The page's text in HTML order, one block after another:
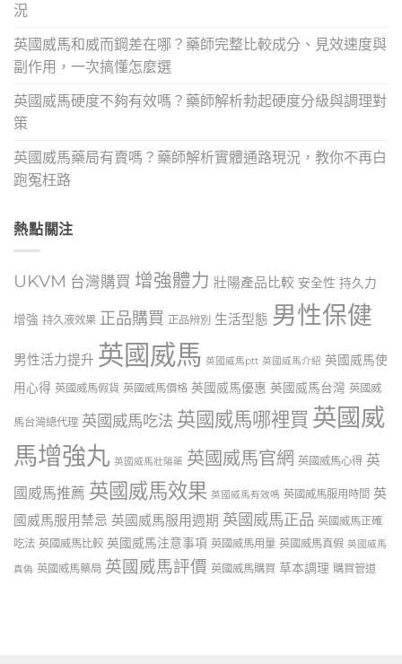
況
英國威馬和威而鋼差在哪？藥師完整比較成分、見效速度與
副作用，一次搞懂怎麼選
英國威馬硬度不夠有效嗎？藥師解析勃起硬度分級與調理對
策
英國威馬藥局有賣嗎？藥師解析實體通路現況，教你不再白
跑冤枉路
熱點關注
UKVM 台灣購買 增強體力 壯陽產品比較 安全性 持久力
增強 持久液效果 正品購買 正品辨別 生活型態 男性保健
男性活力提升 英國威馬 英國威馬ptt 英國威馬介紹 英國威馬使
用心得 英國威馬假貨 英國威馬價格 英國威馬優惠 英國威馬台灣 英國威
馬台灣總代理 英國威馬吃法 英國威馬哪裡買 英國威
馬增強丸 英國威馬壯陽藥 英國威馬官網 英國威馬心得 英
國威馬推薦 英國威馬效果 英國威馬有效嗎 英國威馬服用時間 英
國威馬服用禁忌 英國威馬服用週期 英國威馬正品 英國威馬正確
吃法 英國威馬比較 英國威馬注意事項 英國威馬用量 英國威馬真假 英國威馬
真偽 英國威馬藥局 英國威馬評價 英國威馬購買 草本調理 購買管道